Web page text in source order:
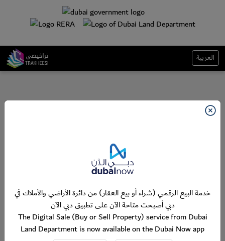
العربية
خدمة البيع الرقمي (شراء أو بيع العقار) من دائرة الأراضي والأملاك في
دبي أصبحت متاحة الآن على تطبيق دبي الآن
The Digital Sale (Buy or Sell Property) service from Dubai
Land Department is now available on the Dubai Now app